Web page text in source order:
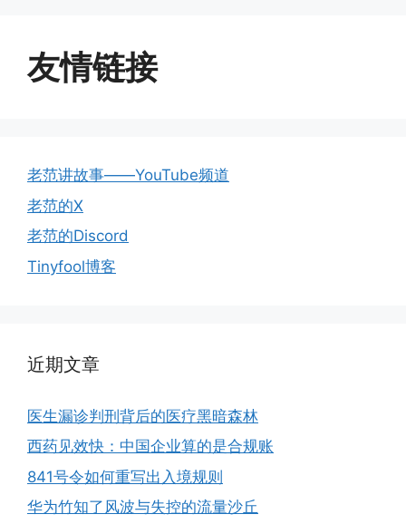
友情链接
老范讲故事——YouTube频道
老范的X
老范的Discord
Tinyfool博客
近期文章
医生漏诊判刑背后的医疗黑暗森林
西药见效快：中国企业算的是合规账
841号令如何重写出入境规则
华为竹知了风波与失控的流量沙丘